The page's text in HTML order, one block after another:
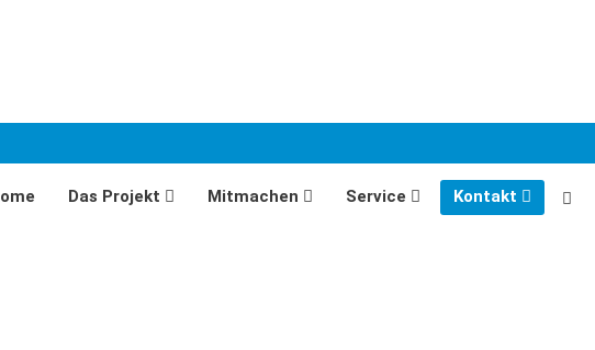
Das Projekt Mitmachen Service Kontakt